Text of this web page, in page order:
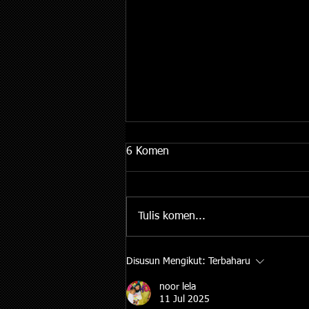
Jawatan Kosong: Runner
Battery! 🚗⚡
6 Komen
Tulis komen...
Disusun Mengikut: Terbaharu
noor lela
11 Jul 2025